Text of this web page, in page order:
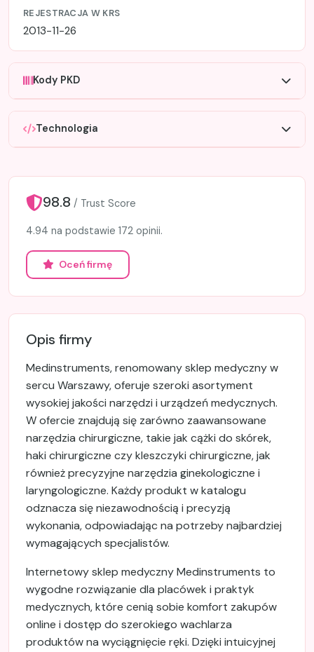
REJESTRACJA W KRS
2013-11-26
Kody PKD
Technologia
98.8 / Trust Score
4.94 na podstawie 172 opinii.
Oceń firmę
Opis firmy
Medinstruments, renomowany sklep medyczny w
sercu Warszawy, oferuje szeroki asortyment
wysokiej jakości narzędzi i urządzeń medycznych.
W ofercie znajdują się zarówno zaawansowane
narzędzia chirurgiczne, takie jak cążki do skórek,
haki chirurgiczne czy kleszczyki chirurgiczne, jak
również precyzyjne narzędzia ginekologiczne i
laryngologiczne. Każdy produkt w katalogu
odznacza się niezawodnością i precyzją
wykonania, odpowiadając na potrzeby najbardziej
wymagających specjalistów.
Internetowy sklep medyczny Medinstruments to
wygodne rozwiązanie dla placówek i praktyk
medycznych, które cenią sobie komfort zakupów
online i dostęp do szerokiego wachlarza
produktów na wyciągnięcie ręki. Dzięki intuicyjnej